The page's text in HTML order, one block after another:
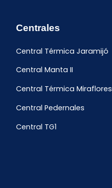
Centrales
Central Térmica Jaramijó
Central Manta II
Central Térmica Miraflores
Central Pedernales
Central TG1